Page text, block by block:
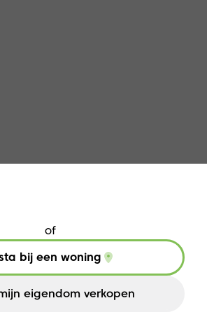
of
bij een woning
eigendom verkopen